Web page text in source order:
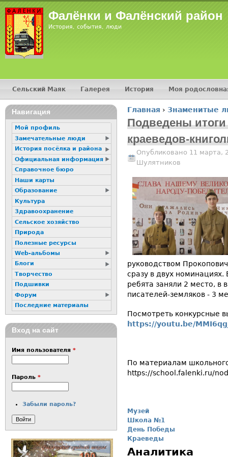
Фалёнки и Фалёнский район
История, события, люди
Вы здесь
Главная › Знаменитые
Подведены
краеведов-
Опубликовано 11 марта,
Шулятников
руководством
сразу в двух
ребята заняли 2 место, в
писателей-земляков - 3
Посмотреть конкурсные
https://youtu.be/
По материалам
https://school.falenki.ru/
Музей
Школа №1
День Победы
Краеведы
Аналитика
Главное меню
Сельский Маяк Галерея История Моя
16+
Навигация
Мой профиль
Замечательные люди
История посёлка и района
Официальная информация
Справочное бюро
Наши карты
Образование
Культура
Здравоохранение
Сельское хозяйство
Природа
Полезные ресурсы
Web-альбомы
Блоги
Творчество
Подшивки
Форум
Последние материалы
Вход на сайт
Имя пользователя *
Пароль *
Забыли пароль?